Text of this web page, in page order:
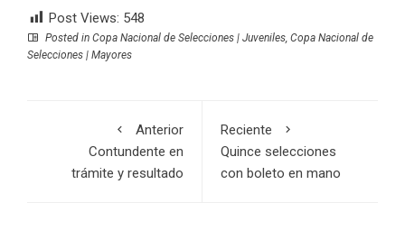
Post Views: 548
Posted in Copa Nacional de Selecciones | Juveniles, Copa Nacional de
Selecciones | Mayores
Anterior
Contundente en
trámite y resultado
Reciente
Quince selecciones
con boleto en mano